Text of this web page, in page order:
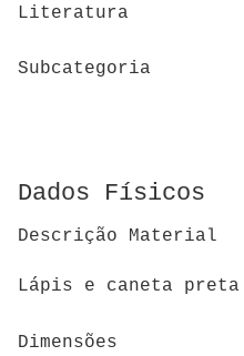
Literatura
Subcategoria
Dados Físicos
Descrição Material
Lápis e caneta preta
Dimensões